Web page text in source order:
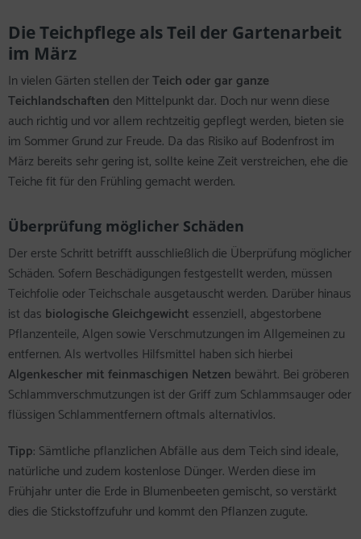
Die Teichpflege als Teil der Gartenarbeit
im März
In vielen Gärten stellen derTeich oder gar ganze
Teichlandschaften den Mittelpunkt dar. Doch nur wenn diese
auch richtig und vor allem rechtzeitig gepflegt werden, bieten sie
im Sommer Grund zur Freude. Da das Risiko auf Bodenfrost im
März bereits sehr gering ist, sollte keine Zeit verstreichen, ehe die
Teiche fit für den Frühling gemacht werden.
Überprüfung möglicher Schäden
Der erste Schritt betrifft ausschließlich die Überprüfung möglicher
Schäden. Sofern Beschädigungen festgestellt werden, müssen
Teichfolie oder Teichschale ausgetauscht werden. Darüber hinaus
ist das biologische Gleichgewicht essenziell, abgestorbene
Pflanzenteile, Algen sowie Verschmutzungen im Allgemeinen zu
entfernen. Als wertvolles Hilfsmittel haben sich hierbei
Algenkescher mit feinmaschigen Netzen bewährt. Bei gröberen
Schlammverschmutzungen ist der Griff zum Schlammsauger oder
flüssigen Schlammentfernern oftmals alternativlos.
Tipp: Sämtliche pflanzlichen Abfälle aus dem Teich sind ideale,
natürliche und zudem kostenlose Dünger. Werden diese im
Frühjahr unter die Erde in Blumenbeeten gemischt, so verstärkt
dies die Stickstoffzufuhr und kommt den Pflanzen zugute.